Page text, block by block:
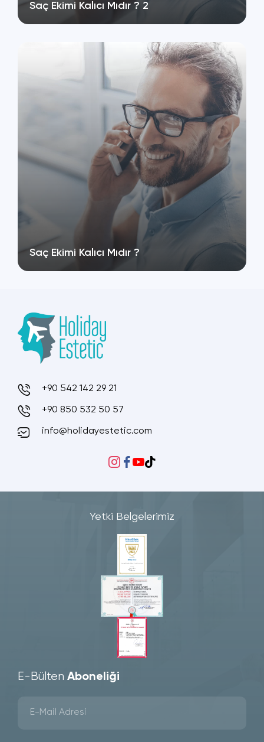
Saç Ekimi Kalıcı Mıdır ? 2
Saç Ekimi Kalıcı Mıdır ?
+90 542 142 29 21
+90 850 532 50 57
info@holidayestetic.com
Yetki Belgelerimiz
E-Bülten Aboneliği